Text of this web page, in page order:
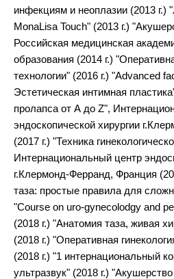
инфекциям и неоплазии (2013 г.)
MonaLisa Touch" (2013 г.)
Российская медицинская
образования (2014 г.)
технологии" (2016 г.) "Advanced
Эстетическая интимная
пролапса от А до Z",
эндоскопической хирургии
(2017 г.) "Техника
Интернациональный центр
г.Клермонд-Ферранд, Франция
таза: простые правила для
"Course on uro-gynecolodgy and
(2018 г.) "Анатомия таза, живая
(2018 г.) "Оперативная
(2018 г.) "1 интернациональный
ультразвук" (2018 г.) "Акушерство